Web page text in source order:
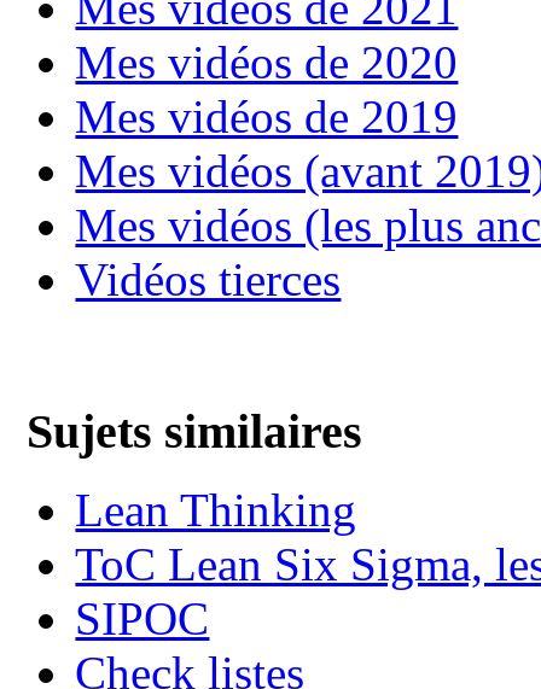
Mes vidéos de 2020
Mes vidéos de 2019
Mes vidéos (avant
Mes vidéos (les plus
Vidéos tierces
Sujets similaires
Lean Thinking
ToC Lean Six Sigma,
SIPOC
Check listes